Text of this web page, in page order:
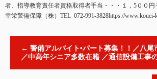
者、指導教育責任者資格取得者手当・・・１，5００円
幸栄警備保障（株）TEL 072-991-3828https://www.kouei-
← 警備アルバイト•パート募集！！／八尾
／中高年シニア多数在籍 ／通信設備工事